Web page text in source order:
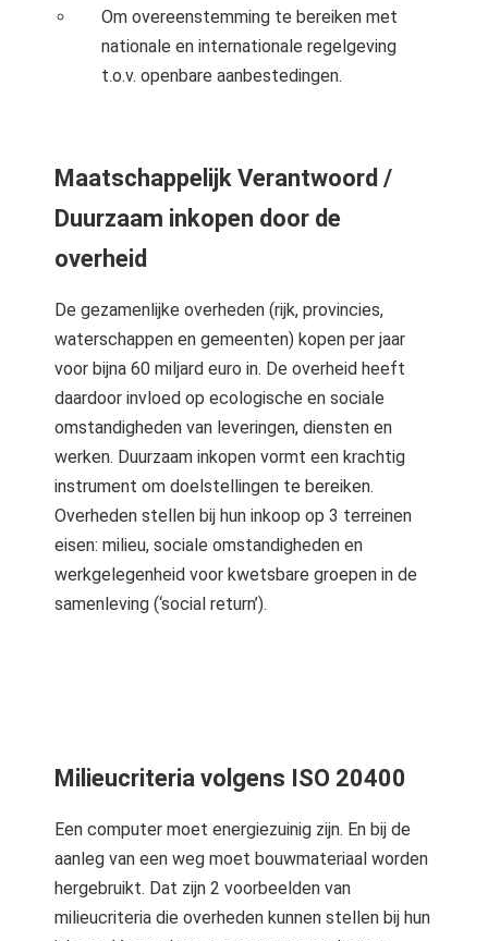
Om overeenstemming te bereiken met
nationale en internationale regelgeving
t.o.v. openbare aanbestedingen.
Maatschappelijk Verantwoord /
Duurzaam inkopen door de
overheid
De gezamenlijke overheden (rijk, provincies,
waterschappen en gemeenten) kopen per jaar
voor bijna 60 miljard euro in. De overheid heeft
daardoor invloed op ecologische en sociale
omstandigheden van leveringen, diensten en
werken. Duurzaam inkopen vormt een krachtig
instrument om doelstellingen te bereiken.
Overheden stellen bij hun inkoop op 3 terreinen
eisen: milieu, sociale omstandigheden en
werkgelegenheid voor kwetsbare groepen in de
samenleving (‘social return’).
Milieucriteria volgens ISO 20400
Een computer moet energiezuinig zijn. En bij de
aanleg van een weg moet bouwmateriaal worden
hergebruikt. Dat zijn 2 voorbeelden van
milieucriteria die overheden kunnen stellen bij hun